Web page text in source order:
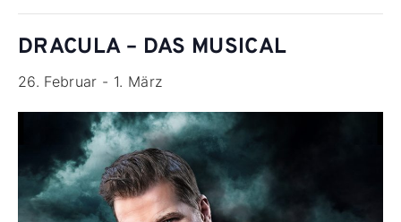
DRACULA – DAS MUSICAL
26. Februar - 1. März